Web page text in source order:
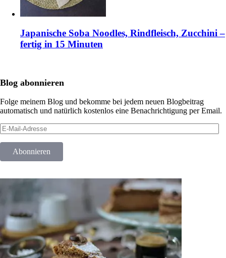
Japanische Soba Noodles, Rindfleisch, Zucchini –
fertig in 15 Minuten
Blog abonnieren
Folge meinem Blog und bekomme bei jedem neuen Blogbeitrag
automatisch und natürlich kostenlos eine Benachrichtigung per Email.
E-
Mail-
Adresse
Abonnieren